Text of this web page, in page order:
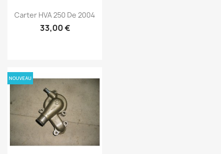
Carter HVA 250 De 2004
33,00 €
NOUVEAU